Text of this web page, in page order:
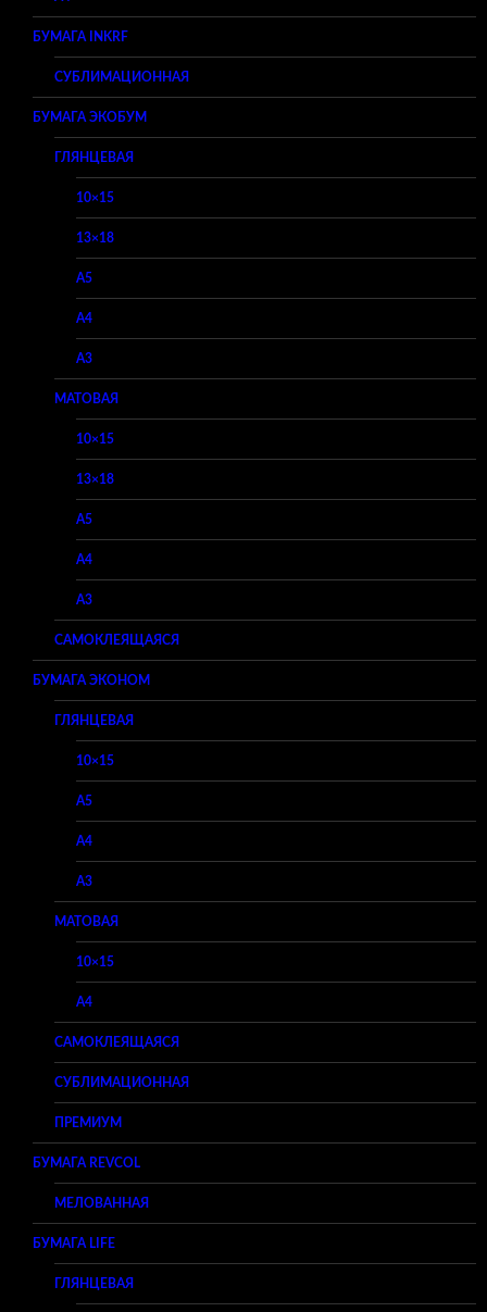
БУМАГА INKRF
СУБЛИМАЦИОННАЯ
БУМАГА ЭКОБУМ
ГЛЯНЦЕВАЯ
10×15
13×18
A5
A4
A3
МАТОВАЯ
10×15
13×18
A5
A4
A3
САМОКЛЕЯЩАЯСЯ
БУМАГА ЭКОНОМ
ГЛЯНЦЕВАЯ
10×15
A5
A4
A3
МАТОВАЯ
10×15
A4
САМОКЛЕЯЩАЯСЯ
СУБЛИМАЦИОННАЯ
ПРЕМИУМ
БУМАГА REVCOL
МЕЛОВАННАЯ
БУМАГА LIFE
ГЛЯНЦЕВАЯ